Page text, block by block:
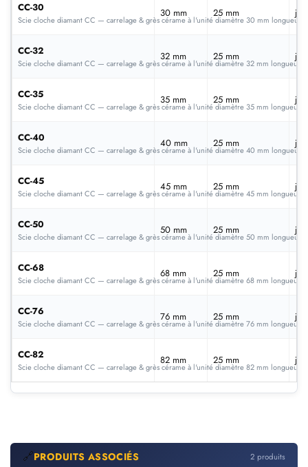
CC-30
Scie cloche diamant CC — carrelage & grès cérame à l'unité diamètre 30 mm longueur
30 mm 25 mm
CC-32
Scie cloche diamant CC — carrelage & grès cérame à l'unité diamètre 32 mm longueur
32 mm 25 mm
CC-35
Scie cloche diamant CC — carrelage & grès cérame à l'unité diamètre 35 mm longueur
35 mm 25 mm
CC-40
Scie cloche diamant CC — carrelage & grès cérame à l'unité diamètre 40 mm longueur
40 mm 25 mm
CC-45
Scie cloche diamant CC — carrelage & grès cérame à l'unité diamètre 45 mm longueur
45 mm 25 mm
CC-50
Scie cloche diamant CC — carrelage & grès cérame à l'unité diamètre 50 mm longueur
50 mm 25 mm
CC-68
Scie cloche diamant CC — carrelage & grès cérame à l'unité diamètre 68 mm longueur
68 mm 25 mm
CC-76
Scie cloche diamant CC — carrelage & grès cérame à l'unité diamètre 76 mm longueur
76 mm 25 mm
CC-82
Scie cloche diamant CC — carrelage & grès cérame à l'unité diamètre 82 mm longueur
82 mm 25 mm
🔗PRODUITS ASSOCIÉS 2 produits